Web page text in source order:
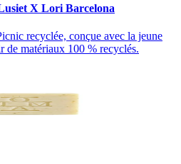
X Lori Barcelona
recyclée, conçue avec la jeune
de matériaux 100 % recyclés.